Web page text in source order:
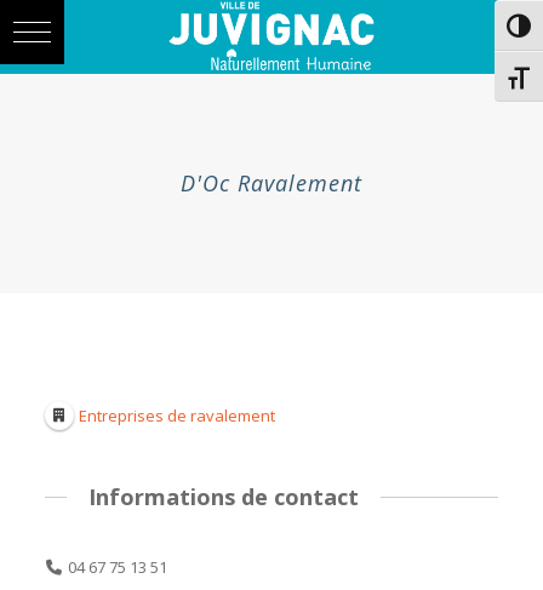
navigation
D'Oc Ravalement
Entreprises de ravalement
Informations de contact
04 67 75 13 51